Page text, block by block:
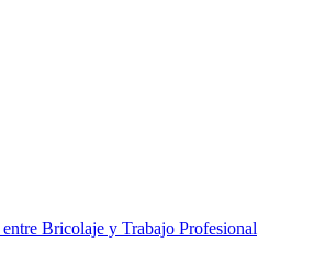
Bricolaje y Trabajo Profesional